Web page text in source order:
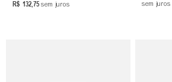
R$ 132,75 sem juros sem juros